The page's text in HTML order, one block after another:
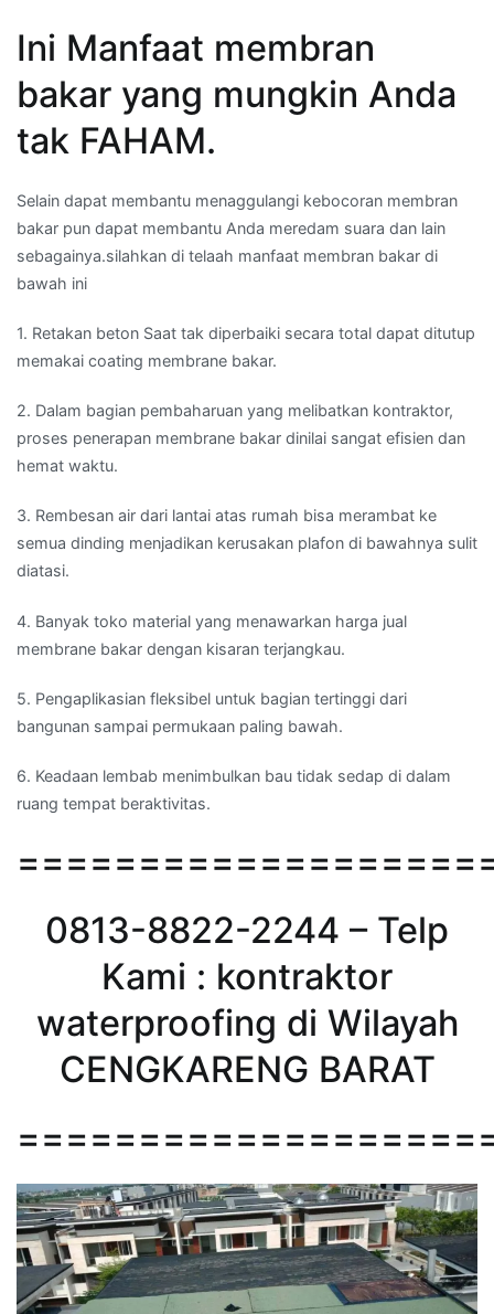
Ini Manfaat membran
bakar yang mungkin Anda
tak FAHAM.
Selain dapat membantu menaggulangi kebocoran membran
bakar pun dapat membantu Anda meredam suara dan lain
sebagainya.silahkan di telaah manfaat membran bakar di
bawah ini
1. Retakan beton Saat tak diperbaiki secara total dapat ditutup
memakai coating membrane bakar.
2. Dalam bagian pembaharuan yang melibatkan kontraktor,
proses penerapan membrane bakar dinilai sangat efisien dan
hemat waktu.
3. Rembesan air dari lantai atas rumah bisa merambat ke
semua dinding menjadikan kerusakan plafon di bawahnya sulit
diatasi.
4. Banyak toko material yang menawarkan harga jual
membrane bakar dengan kisaran terjangkau.
5. Pengaplikasian fleksibel untuk bagian tertinggi dari
bangunan sampai permukaan paling bawah.
6. Keadaan lembab menimbulkan bau tidak sedap di dalam
ruang tempat beraktivitas.
0813-8822-2244 – Telp
Kami : kontraktor
waterproofing di Wilayah
CENGKARENG BARAT